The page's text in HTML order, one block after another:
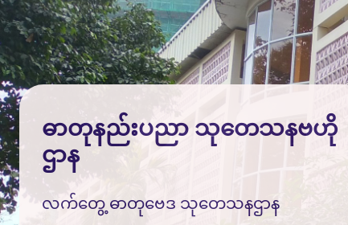
ဓာတုနည်းပညာ သုတေသနဗဟို
ဌာန
လက်တွေ့ ဓာတုဗေဒ သုတေသနဌာန